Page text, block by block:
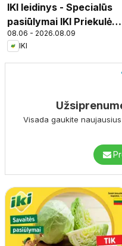
IKI leidinys - Specialūs
pasiūlymai IKI Priekulė
parduotuvės klientams
08.06 - 2026.08.09
IKI
Visada gaukite